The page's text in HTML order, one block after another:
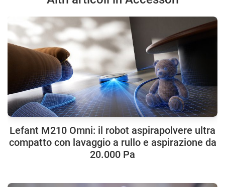
Lefant M210 Omni: il robot aspirapolvere ultra
compatto con lavaggio a rullo e aspirazione da
20.000 Pa